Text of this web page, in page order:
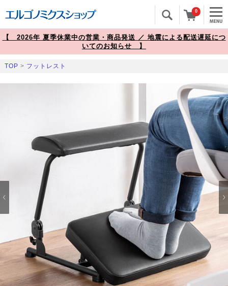
0
【 2026年 夏季休業中の営業・商品発送 ／ 地震による配送遅延につ
いてのお知らせ 】
TOP > フットレスト